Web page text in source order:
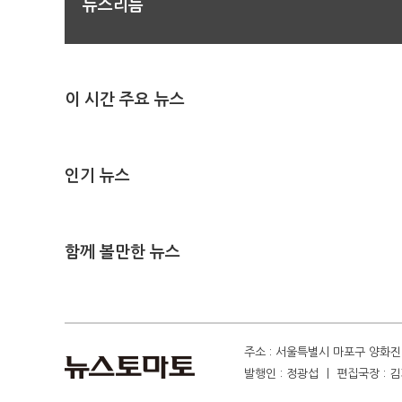
뉴스리듬
이 시간 주요 뉴스
인기 뉴스
함께 볼만한 뉴스
주소 : 서울특별시 마포구 양화
발행인 : 정광섭 ㅣ 편집국장 :